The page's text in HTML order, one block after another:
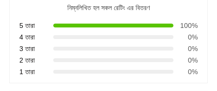
নিম্নলিখিত হল সকল রেটিং এর বিতরণ
5 তারা
100%
4 তারা
0%
3 তারা
0%
2 তারা
0%
1 তারা
0%